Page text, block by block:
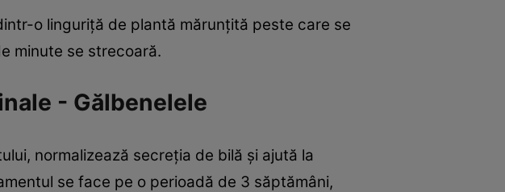
o linguriţă de plantă mărunţită peste care se
minute se strecoară.
- Gălbenelele
normalizează secreţia de bilă şi ajută la
se face pe o perioadă de 3 săptămâni,